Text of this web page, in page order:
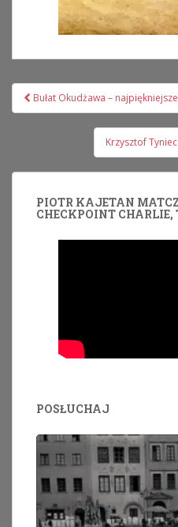
Nawigacja
wpisu
Bułat Okudżawa –
Krzysztof
PIOTR KAJETAN
CHECKPOINT
POSŁUCHAJ
Odtwarzacz
dźwiękowych